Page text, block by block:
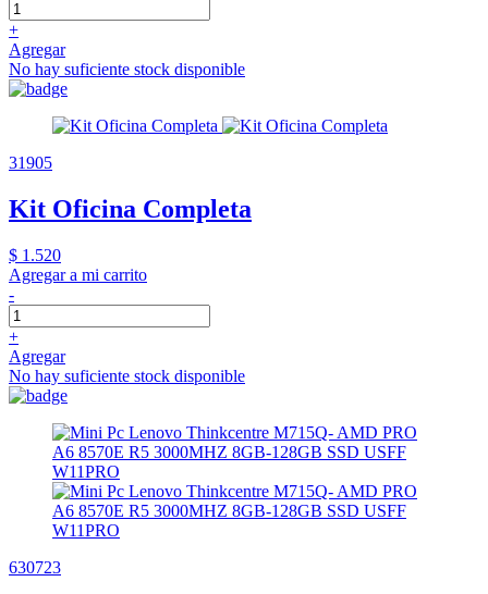
+
Agregar
No hay suficiente stock disponible
31905
Kit Oficina Completa
$ 1.520
Agregar a mi carrito
-
+
Agregar
No hay suficiente stock disponible
630723